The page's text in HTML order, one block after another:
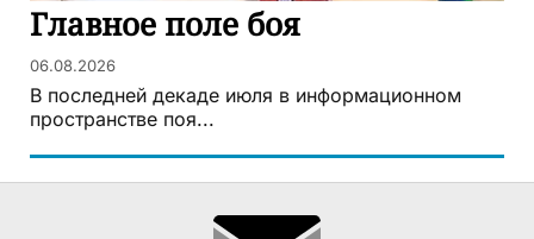
Главное поле боя
06.08.2026
В последней декаде июля в информационном
пространстве поя...